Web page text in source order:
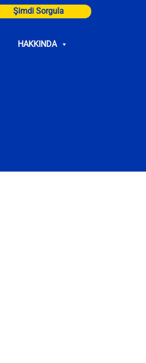
Şimdi Sorgula
HAKKINDA